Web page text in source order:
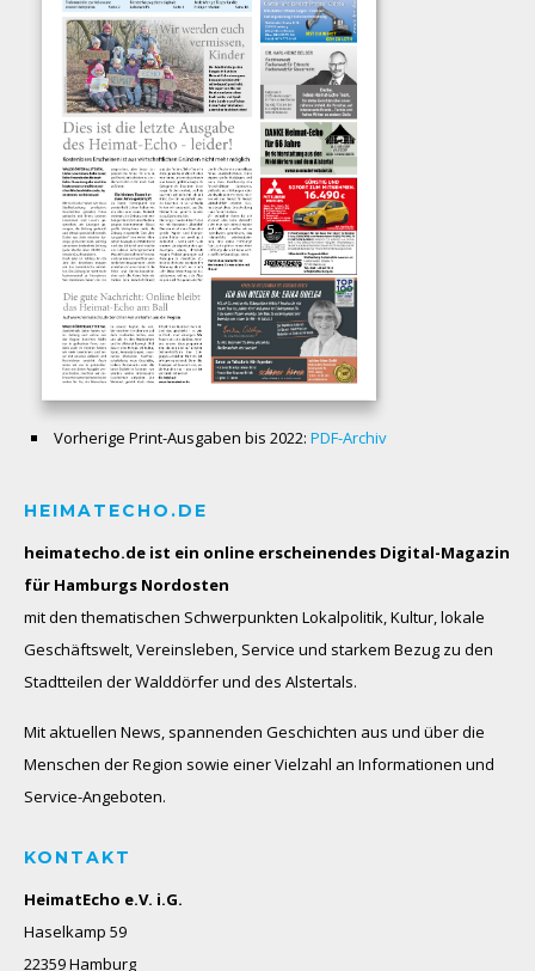
Vorherige Print-Ausgaben bis 2022: PDF-Archiv
HEIMATECHO.DE
heimatecho.de ist ein online erscheinendes Digital-Magazin
für Hamburgs Nordosten
mit den thematischen Schwerpunkten Lokalpolitik, Kultur, lokale
Geschäftswelt, Vereinsleben, Service und starkem Bezug zu den
Stadtteilen der Walddörfer und des Alstertals.
Mit aktuellen News, spannenden Geschichten aus und über die
Menschen der Region sowie einer Vielzahl an Informationen und
Service-Angeboten.
KONTAKT
HeimatEcho e.V. i.G.
Haselkamp 59
22359 Hamburg